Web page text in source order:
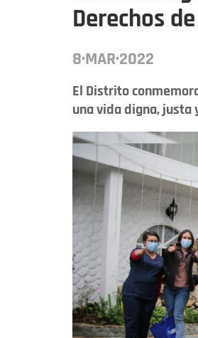
Derechos
8·MAR·2022
El Distrito
una vida digna, justa